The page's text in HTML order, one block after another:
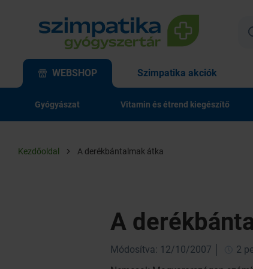
WEBSHOP Szimpatika akciók
Gyógyászat Vitamin és étrend kiegészítő
Kezdőoldal A derékbántalmak átka
A
Módosítva: 12/10/2007 2